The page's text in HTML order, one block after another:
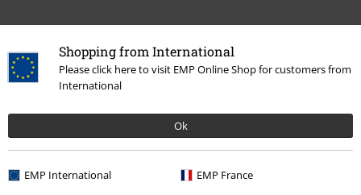
Shopping from International
Please click here to visit EMP Online Shop for customers from
International
Ok
EMP International EMP France
Naposledy navštívené